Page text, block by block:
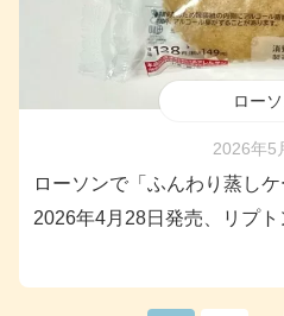
ロー
2026年5
ローソンで「ふんわり蒸し
2026年4月28日発売、リプ